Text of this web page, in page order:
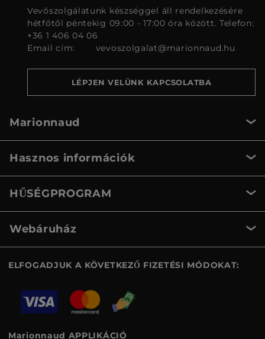
Vevőszolgálatunk készséggel áll rendelkezésére
hétfőtől péntekig 09:00 - 17:00 óra között. Telefon:
+36 1 406 04 06
Email cím:
vevoszolgalat@marionnaud.hu
LÉPJEN VELÜNK KAPCSOLATBA
Marionnaud
Hasznos információk
HŰSÉGPROGRAM
Webáruház
ELFOGADJUK A KÖVETKEZŐ FIZETÉSI MÓDOKAT:
Marionnaud APPLIKÁCIÓ